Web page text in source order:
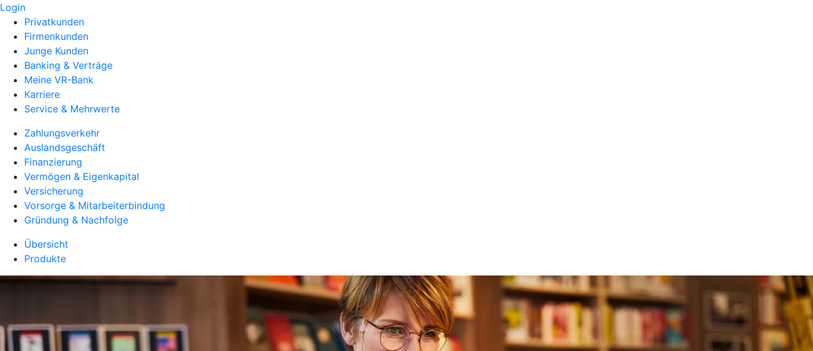
Login
Privatkunden
Firmenkunden
Junge Kunden
Banking & Verträge
Meine VR-Bank
Karriere
Service & Mehrwerte
Zahlungsverkehr
Auslandsgeschäft
Finanzierung
Vermögen & Eigenkapital
Versicherung
Vorsorge & Mitarbeiterbindung
Gründung & Nachfolge
Übersicht
Produkte